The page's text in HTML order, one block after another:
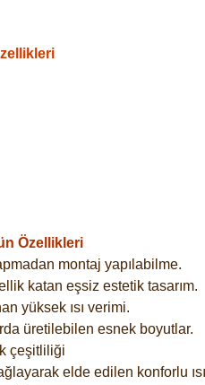
Özellikleri
montaj yapılabilme.
katan eşsiz estetik tasarım.
yüksek ısı verimi.
üretilebilen esnek boyutlar.
çeşitliliği
elde edilen konforlu